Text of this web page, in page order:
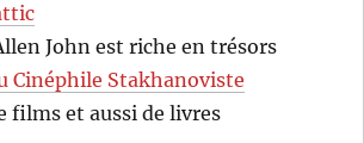
John est riche en trésors
Cinéphile Stakhanoviste
films et aussi de livres